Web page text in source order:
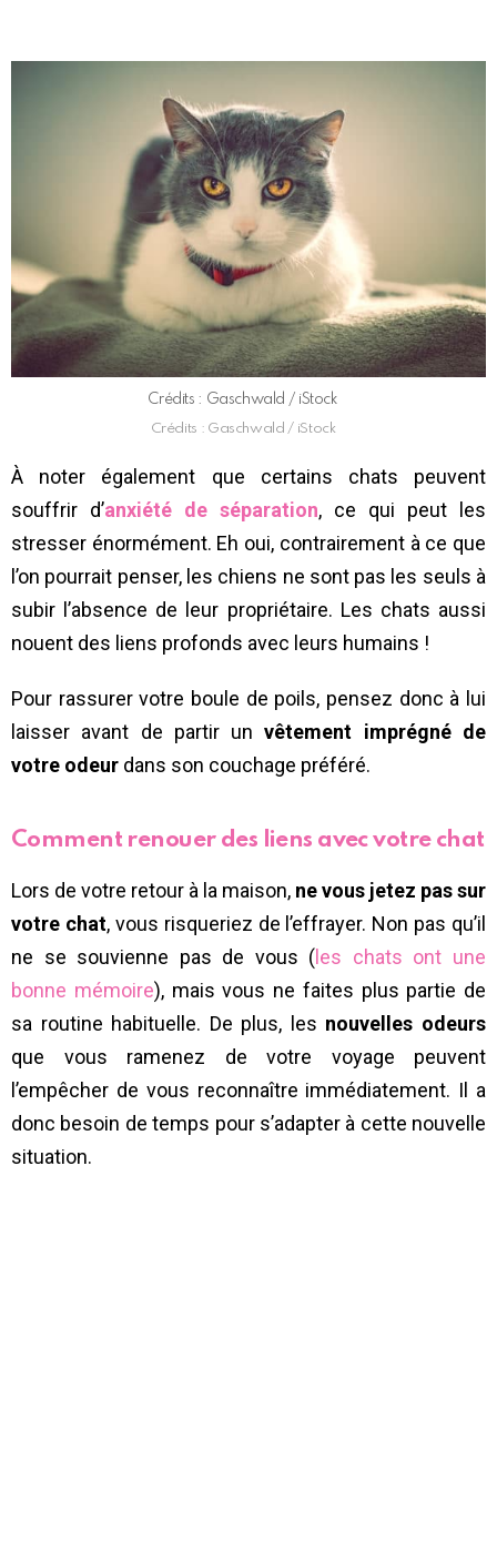
Crédits : Gaschwald / iStock
Crédits : Gaschwald / iStock
À noter également que certains chats peuvent
souffrir d’anxiété de séparation, ce qui peut les
stresser énormément. Eh oui, contrairement à ce que
l’on pourrait penser, les chiens ne sont pas les seuls à
subir l’absence de leur propriétaire. Les chats aussi
nouent des liens profonds avec leurs humains !
Pour rassurer votre boule de poils, pensez donc à lui
laisser avant de partir unvêtement imprégné de
votre odeur dans son couchage préféré.
Comment renouer des liens avec votre chat
Lors de votre retour à la maison, ne vous jetez pas sur
votre chat, vous risqueriez de l’effrayer. Non pas qu’il
ne se souvienne pas de vous ( les chats ont une
bonne mémoire), mais vous ne faites plus partie de
sa routine habituelle. De plus, les nouvelles odeurs
que vous ramenez de votre voyage peuvent
l’empêcher de vous reconnaître immédiatement. Il a
donc besoin de temps pour s’adapter à cette nouvelle
situation.